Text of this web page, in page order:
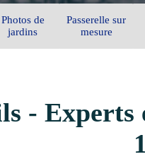
Photos de
jardins
Passerelle sur
mesure
- Experts